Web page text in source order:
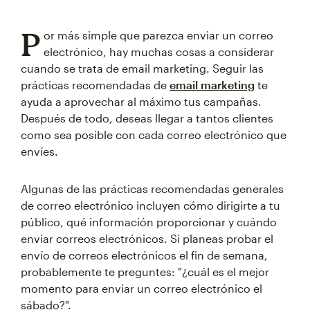
P or más simple que parezca enviar un correo
electrónico, hay muchas cosas a considerar
cuando se trata de email marketing. Seguir las
prácticas recomendadas de email marketing te
ayuda a aprovechar al máximo tus campañas.
Después de todo, deseas llegar a tantos clientes
como sea posible con cada correo electrónico que
envíes.
Algunas de las prácticas recomendadas generales
de correo electrónico incluyen cómo dirigirte a tu
público, qué información proporcionar y cuándo
enviar correos electrónicos. Si planeas probar el
envío de correos electrónicos el fin de semana,
probablemente te preguntes: "¿cuál es el mejor
momento para enviar un correo electrónico el
sábado?".